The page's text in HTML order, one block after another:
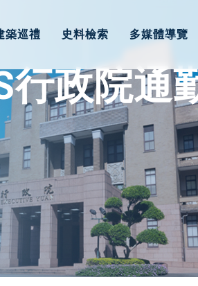
築巡禮 史料檢索 多媒體導覽
行政院通